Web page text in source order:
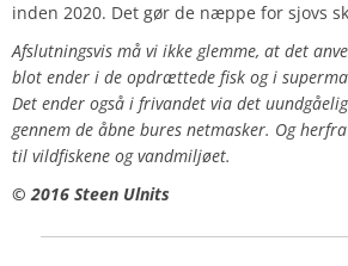
inden 2020. Det gør de næppe for sjovs
Afslutningsvis må vi ikke glemme, at det
blot ender i de opdrættede fisk og i
Det ender også i frivandet via det
gennem de åbne bures netmasker. Og
til vildfiskene og vandmiljøet.
©2016 Steen Ulnits